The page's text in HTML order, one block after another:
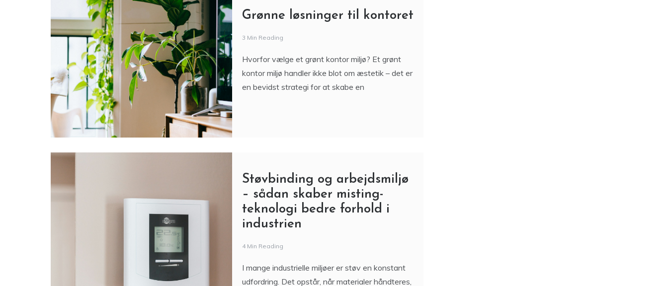
Grønne løsninger til kontoret
3 Min Reading
Hvorfor vælge et grønt kontor miljø? Et grønt
kontor miljø handler ikke blot om æstetik – det er
en bevidst strategi for at skabe en
Støvbinding og arbejdsmiljø
– sådan skaber misting-
teknologi bedre forhold i
industrien
4 Min Reading
I mange industrielle miljøer er støv en konstant
udfordring. Det opstår, når materialer håndteres,